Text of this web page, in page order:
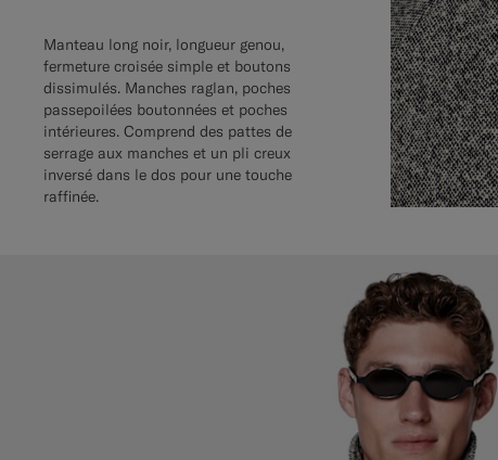
Manteau long noir, longueur genou,
fermeture croisée simple et boutons
dissimulés. Manches raglan, poches
passepoilées boutonnées et poches
intérieures. Comprend des pattes de
serrage aux manches et un pli creux
inversé dans le dos pour une touche
raffinée.